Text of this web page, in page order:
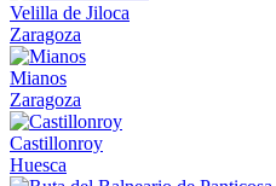
Velilla de Jiloca
Zaragoza
Mianos
Zaragoza
Castillonroy
Huesca